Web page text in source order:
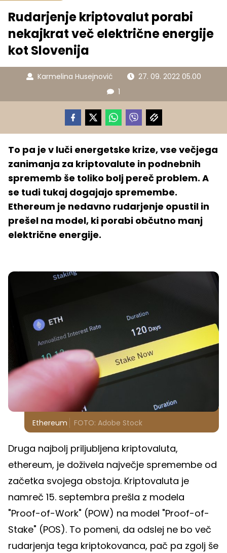
Rudarjenje kriptovalut porabi
nekajkrat več električne energije
kot Slovenija
Karmelina Husejnović
27. 09. 2022 05.00
1
To pa je v luči energetske krize, vse večjega
zanimanja za kriptovalute in podnebnih
sprememb še toliko bolj pereč problem. A
se tudi tukaj dogajajo spremembe.
Ethereum je nedavno rudarjenje opustil in
prešel na model, ki porabi občutno manj
električne energije.
Ethereum FOTO: Adobe Stock
Druga najbolj priljubljena kriptovaluta,
ethereum, je doživela največje spremembe od
začetka svojega obstoja. Kriptovaluta je
namreč 15. septembra prešla z modela
"Proof-of-Work" (POW) na model "Proof-of-
Stake" (POS). To pomeni, da odslej ne bo več
rudarjenja tega kriptokovanca, pač pa zgolj še